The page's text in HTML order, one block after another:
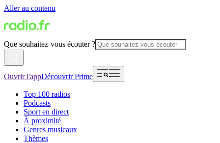
Aller au contenu
Que souhaitez-vous écouter ?
Ouvrir l'appDécouvrir Prime
Top 100 radios
Podcasts
Sport en direct
À proximité
Genres musicaux
Thèmes